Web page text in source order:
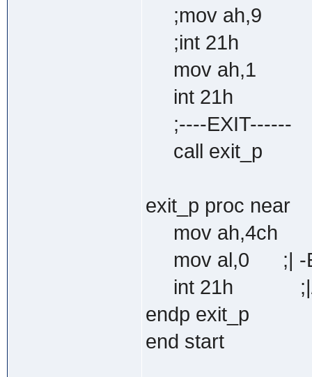
;mov ah,9
;int 21h
mov ah,1
int 21h
;----EXIT------
call exit_p
exit_p proc near
mov ah,4ch
mov al,0 ;| -
int 21h
endp exit_p
end start